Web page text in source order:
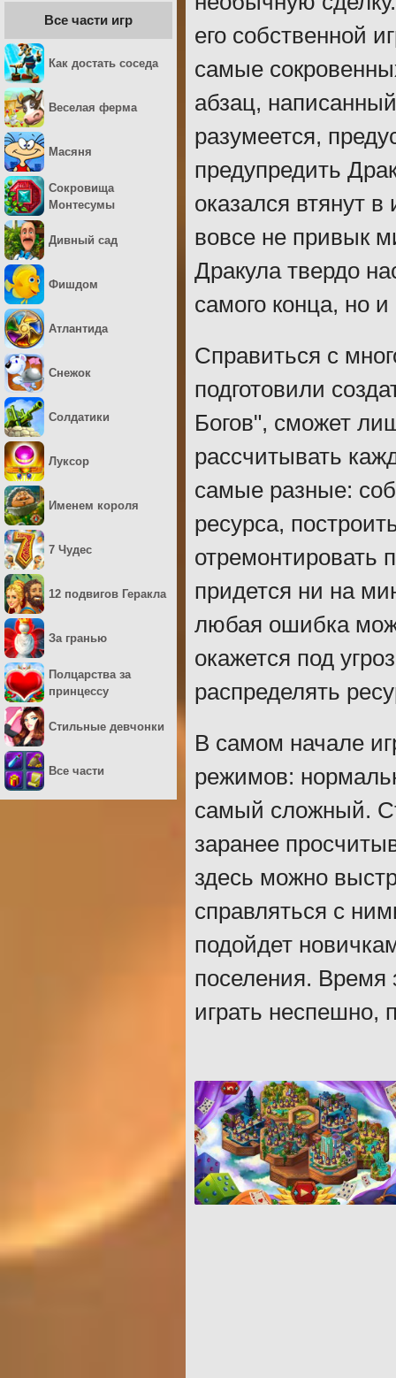
его собственной
самые
абзац,
разумеется,
предупредить
оказался втянут
вовсе не привык
Дракула твердо
самого конца, но и
Справиться с
подготовили
Богов", сможет
рассчитывать
самые разные:
ресурса,
отремонтировать
придется ни на
любая ошибка
окажется под
распределять
В самом начале
режимов:
самый сложный.
заранее
здесь можно
справляться с
подойдет
поселения. Время
играть неспешно,
Все части игр
Как достать соседа
Веселая ферма
Масяня
Сокровища
Монтесумы
Дивный сад
Фишдом
Атлантида
Снежок
Солдатики
Луксор
Именем короля
7 Чудес
12 подвигов Геракла
За гранью
Полцарства за
принцессу
Стильные девчонки
Все части